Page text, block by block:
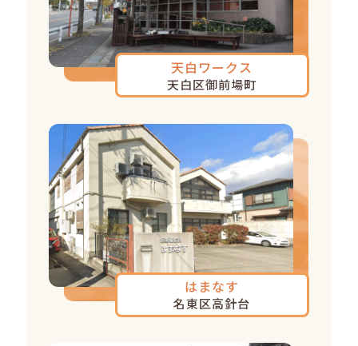
天白ワークス
天白区御前場町
はまなす
名東区高針台